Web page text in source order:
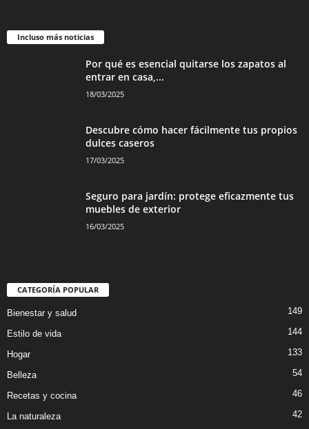
Incluso más noticias
Por qué es esencial quitarse los zapatos al
entrar en casa,...
18/03/2025
Descubre cómo hacer fácilmente tus propios
dulces caseros
17/03/2025
Seguro para jardín: protege eficazmente tus
muebles de exterior
16/03/2025
CATEGORÍA POPULAR
Bienestar y salud 149
Estilo de vida 144
Hogar 133
Belleza 54
Recetas y cocina 46
La naturaleza 42